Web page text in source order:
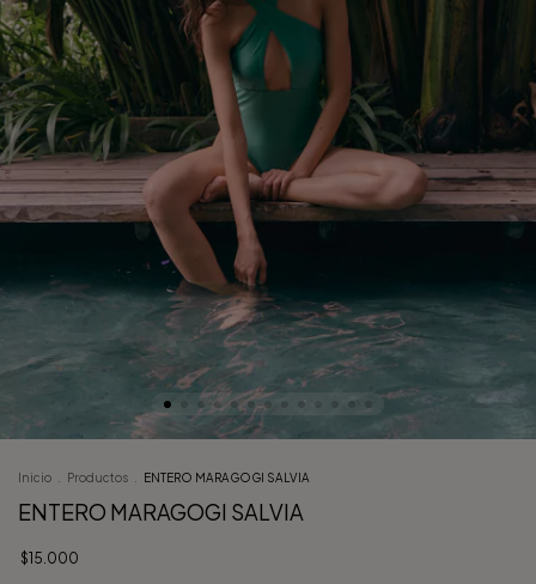
Inicio Productos ENTERO MARAGOGI SALVIA
ENTERO MARAGOGI SALVIA
$15.000